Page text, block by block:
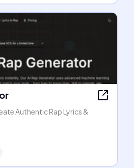
Authentic Rap Lyrics &